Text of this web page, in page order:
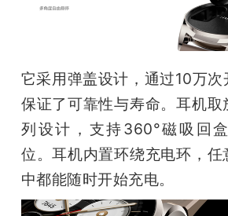
它采用弹盖设计，通过10万次
保证了可靠性与寿命。耳机
列设计，支持360°磁吸回
位。耳机内置环绕充电环，任
中都能随时开始充电。